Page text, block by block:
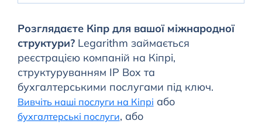
Розглядаєте Кіпр для вашої міжнародної
структури?Legarithm займається
реєстрацією компаній на Кіпрі,
структуруванням IP Box та
бухгалтерськими послугами під ключ.
Вивчіть наші послуги на Кіпрі або
бухгалтерські послуги, або